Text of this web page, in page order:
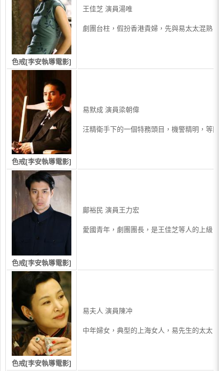
色戒[李安執導電影]
王佳芝 演員湯唯
劇團台柱，假扮香港貴婦，先與易太太混熟
色戒[李安執導電影]
易默成 演員梁朝偉
汪精衛手下的一個特務頭目，機警精明，等
色戒[李安執導電影]
鄺裕民 演員王力宏
愛國青年，劇團團長，是王佳芝等人的上級
色戒[李安執導電影]
易夫人 演員陳冲
中年婦女，典型的上海女人，易先生的太太